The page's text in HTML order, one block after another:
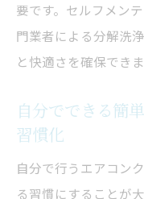
要です。セルフメン
門業者による分解洗
と快適さを確保できま
自分でできる簡
習慣化
自分で行うエアコン
る習慣にすることが